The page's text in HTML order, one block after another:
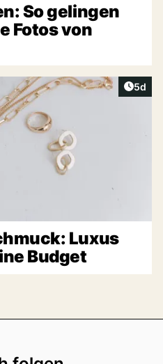
So gelingen
Fotos von
5d
Luxus
Budget